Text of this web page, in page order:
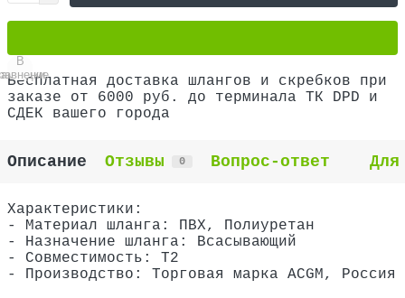
В
В
Бесплатная доставка шлангов и скребков при
заказе от 6000 руб. до терминала ТК DPD и
СДЕК вашего города
Описание Отзывы 0 Вопрос-ответ
Характеристики:
- Материал шланга: ПВХ, Полиуретан
- Назначение шланга: Всасывающий
- Совместимость: T2
- Производство: Торговая марка ACGM, Россия